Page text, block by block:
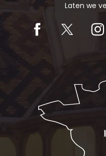
Laten we